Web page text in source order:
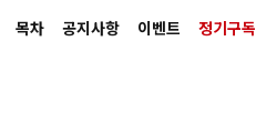
목차 공지사항 이벤트 정기구독